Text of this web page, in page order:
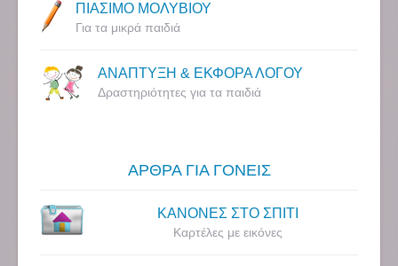
ΠΙΑΣΙΜΟ ΜΟΛΥΒΙΟΥ
Για τα μικρά παιδιά
ΑΝΑΠΤΥΞΗ & ΕΚΦΟΡΑ ΛΟΓΟΥ
Δραστηριότητες για τα παιδιά
ΑΡΘΡΑ ΓΙΑ ΓΟΝΕΙΣ
ΚΑΝΟΝΕΣ ΣΤΟ ΣΠΙΤΙ
Καρτέλες με εικόνες